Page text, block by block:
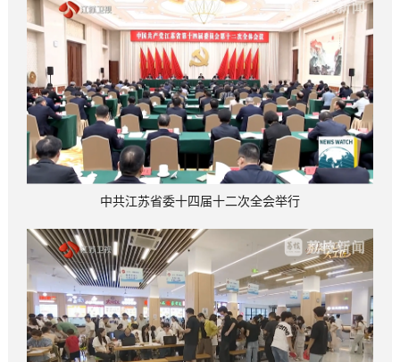
中共江苏省委十四届十二次全会举行